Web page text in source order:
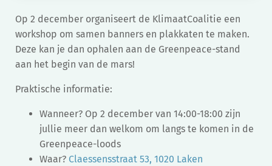
Op 2 december organiseert de KlimaatCoalitie een
workshop om samen banners en plakkaten te maken.
Deze kan je dan ophalen aan de Greenpeace-stand
aan het begin van de mars!
Praktische informatie:
Wanneer? Op 2 december van 14:00-18:00 zijn
jullie meer dan welkom om langs te komen in de
Greenpeace-loods
Waar? Claessensstraat 53, 1020 Laken